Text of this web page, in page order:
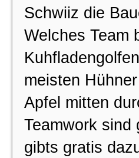
Teamevent
Eisschnitzen
Hölloch
Schwiiz die
Welches Team
meisten
Apfel mitten
Teamwork sind
gibts gratis